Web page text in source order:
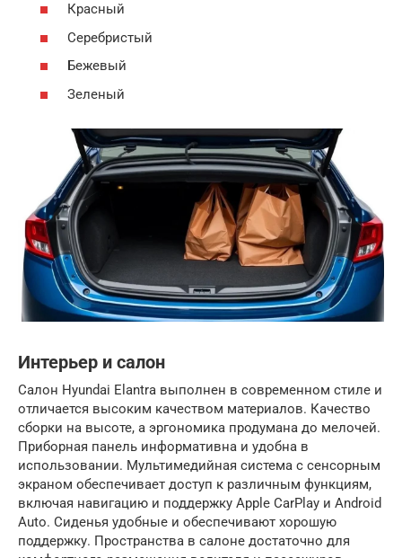
Красный
Серебристый
Бежевый
Зеленый
Интерьер и салон
Салон Hyundai Elantra выполнен в современном стиле и
отличается высоким качеством материалов. Качество
сборки на высоте, а эргономика продумана до мелочей.
Приборная панель информативна и удобна в
использовании. Мультимедийная система с сенсорным
экраном обеспечивает доступ к различным функциям,
включая навигацию и поддержку Apple CarPlay и Android
Auto. Сиденья удобные и обеспечивают хорошую
поддержку. Пространства в салоне достаточно для